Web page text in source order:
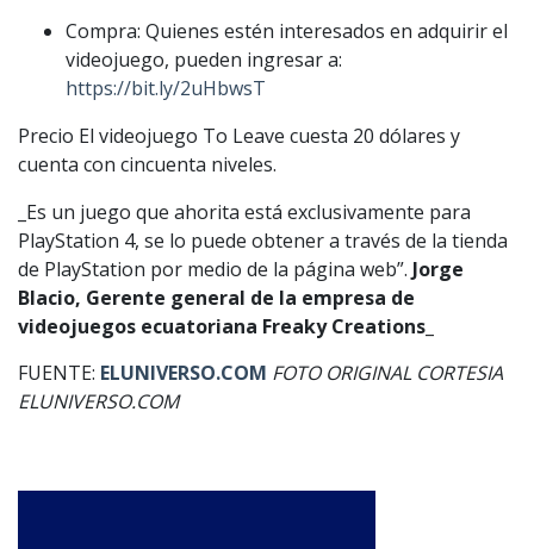
Compra: Quienes estén interesados en adquirir el
videojuego, pueden ingresar a:
https://bit.ly/2uHbwsT
Precio El videojuego To Leave cuesta 20 dólares y
cuenta con cincuenta niveles.
_Es un juego que ahorita está exclusivamente para
PlayStation 4, se lo puede obtener a través de la tienda
de PlayStation por medio de la página web”. Jorge
Blacio, Gerente general de la empresa de
videojuegos ecuatoriana Freaky Creations_
FUENTE: ELUNIVERSO.COM FOTO ORIGINAL CORTESIA
ELUNIVERSO.COM